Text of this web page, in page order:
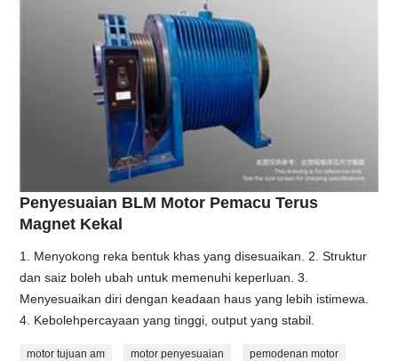
Penyesuaian BLM Motor Pemacu Terus
Magnet Kekal
1. Menyokong reka bentuk khas yang disesuaikan. 2. Struktur
dan saiz boleh ubah untuk memenuhi keperluan. 3.
Menyesuaikan diri dengan keadaan haus yang lebih istimewa.
4. Kebolehpercayaan yang tinggi, output yang stabil.
motor tujuan am motor penyesuaian pemodenan motor